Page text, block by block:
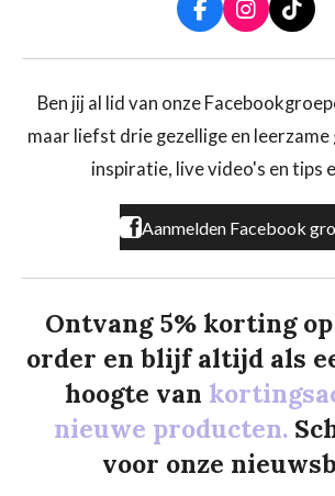
F
a
c
b
o
k
I
n
s
a
r
a
T
i
k
o
Ben jij al lid van onze
maar liefst drie gezellige en
inspiratie, live video's en tips
Aanmelden Facebook
Ontvang 5% korting
order en blijf altijd als
hoogte van
nieuwe producten.
voor onze